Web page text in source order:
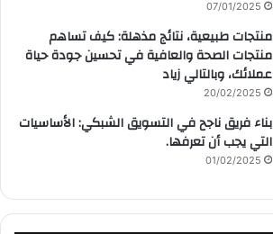
07/01/2025
منتجات طبيعية، نتائج مذهلة: كيف تساهم
منتجات الصحة والعافية في تحسين جودة حياة
عملائك، وبالتالي زياد
20/02/2025
بناء فريق ناجح في التسويق الشبكي: الأساسيات
التي يجب أن تعرفها.
01/02/2025